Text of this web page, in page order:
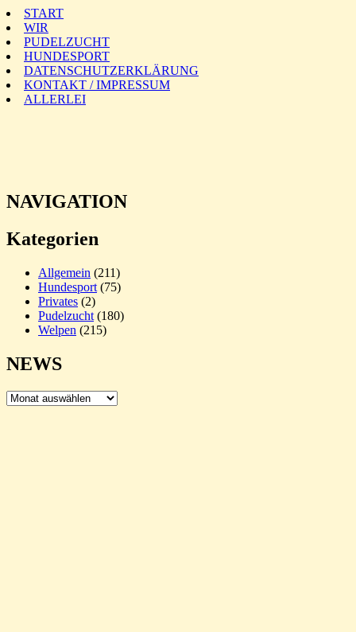
START
WIR
PUDELZUCHT
HUNDESPORT
DATENSCHUTZERKLÄRUNG
KONTAKT / IMPRESSUM
ALLERLEI
NAVIGATION
Kategorien
Allgemein (211)
Hundesport (75)
Privates (2)
Pudelzucht (180)
Welpen (215)
NEWS
NEWS